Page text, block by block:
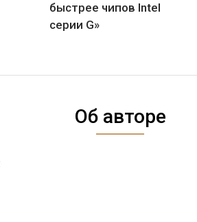
быстрее чипов Intel
серии G»
Об авторе